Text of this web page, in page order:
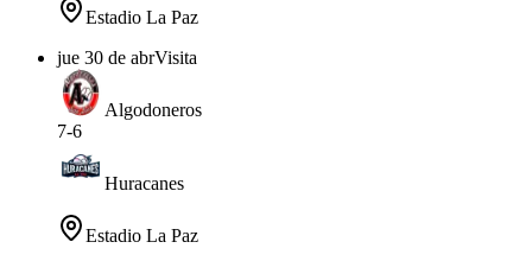
Estadio La Paz
jue 30 de abrVisita
Algodoneros
7-6
Huracanes
Estadio La Paz